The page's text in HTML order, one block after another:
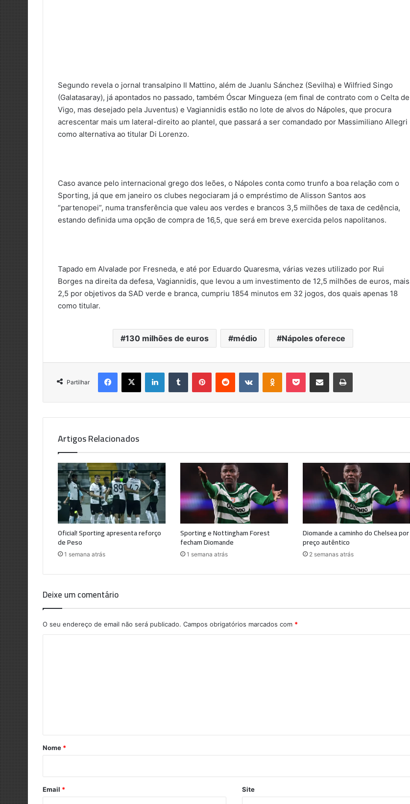
Segundo revela o jornal transalpino Il Mattino, além de Juanlu Sánchez (Sevilha) e Wilfried Singo
(Galatasaray), já apontados no passado, também Óscar Mingueza (em final de contrato com o Celta de
Vigo, mas desejado pela Juventus) e Vagiannidis estão no lote de alvos do Nápoles, que procura
acrescentar mais um lateral-direito ao plantel, que passará a ser comandado por Massimiliano Allegri
como alternativa ao titular Di Lorenzo.
Caso avance pelo internacional grego dos leões, o Nápoles conta como trunfo a boa relação com o
Sporting, já que em janeiro os clubes negociaram já o empréstimo de Alisson Santos aos
“partenopei”, numa transferência que valeu aos verdes e brancos 3,5 milhões de taxa de cedência,
estando definida uma opção de compra de 16,5, que será em breve exercida pelos napolitanos.
Tapado em Alvalade por Fresneda, e até por Eduardo Quaresma, várias vezes utilizado por Rui
Borges na direita da defesa, Vagiannidis, que levou a um investimento de 12,5 milhões de euros, mais
2,5 por objetivos da SAD verde e branca, cumpriu 1854 minutos em 32 jogos, dos quais apenas 18
como titular.
130 milhões de euros médio Nápoles oferece
Partilhar
Facebook
X LinkedInTumblr PinterestReddit VKontakteOdnoklassniki
Pocket Partilhar Via Email Imprimir
Artigos Relacionados
Oficial! Sporting apresenta reforço
de Peso
1 semana atrás
Sporting e Nottingham Forest
fecham Diomande
1 semana atrás
Diomande a caminho do Chelsea por
preço autêntico
2 semanas atrás
Deixe um comentário
O seu endereço de email não será publicado. Campos obrigatórios marcados com *
r
*
Nome *
Email * Site